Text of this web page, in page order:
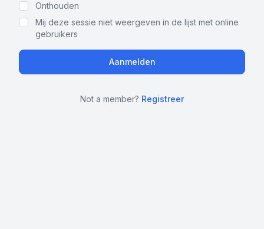
Onthouden
Mij deze sessie niet weergeven in de lijst met online
gebruikers
Not a member? Registreer